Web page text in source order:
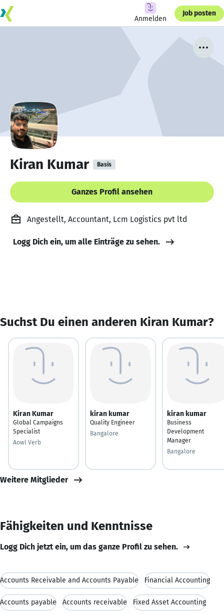
Anmelden
Job posten
Kiran Kumar Basis
Ganzes Profil ansehen
Angestellt, Accountant, Lcm Logistics pvt ltd
Logg Dich ein, um alle Einträge zu sehen.
Suchst Du einen anderen Kiran Kumar?
Kiran Kumar
Global Campaigns
Specialist
Aowl Verb
kiran kumar
Quality Engineer
Bangalore
kiran kumar
Business
Development
Manager
Bangalore
Weitere Mitglieder
Fähigkeiten und Kenntnisse
Logg Dich jetzt ein, um das ganze Profil zu sehen.
Accounts Receivable and Accounts Payable Financial Accounting
Accounts payable Accounts receivable Fixed Asset Accounting